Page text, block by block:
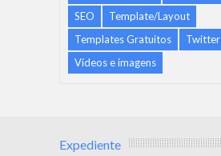
SEO
Template/Layout
Templates Gratuitos
Twitter
Vídeos e imagens
Expediente